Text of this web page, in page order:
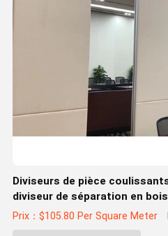
Diviseurs de pièce
diviseur de séparation en bois
Prix：$105.80 Per Square Meter